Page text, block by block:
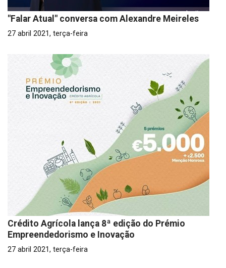
"Falar Atual" conversa com Alexandre Meireles
27 abril 2021, terça-feira
Crédito Agrícola lança 8ª edição do Prémio
Empreendedorismo e Inovação
27 abril 2021, terça-feira